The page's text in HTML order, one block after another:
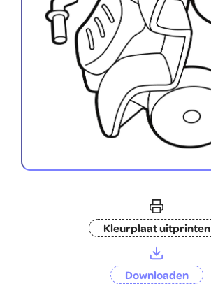
Kleurplaat uitprinten
Downloaden